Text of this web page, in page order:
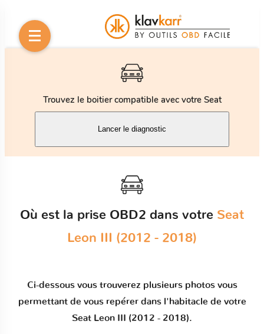
Trouvez le boitier compatible avec votre Seat
Lancer le diagnostic
Où est la prise OBD2 dans votre Seat
Leon III (2012 - 2018)
Ci-dessous vous trouverez plusieurs photos vous
permettant de vous repérer dans l'habitacle de votre
Seat Leon III (2012 - 2018).